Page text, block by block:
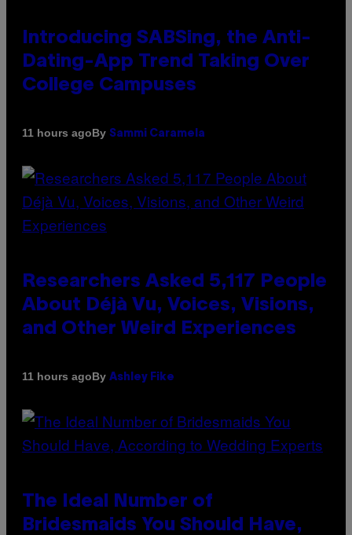
Introducing SABSing, the Anti-
Dating-App Trend Taking Over
College Campuses
11 hours agoBy Sammi Caramela
Researchers Asked 5,117 People
About Déjà Vu, Voices, Visions,
and Other Weird Experiences
11 hours agoBy Ashley Fike
The Ideal Number of
Bridesmaids You Should Have,